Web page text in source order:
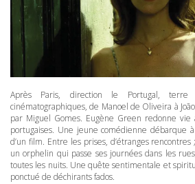
Après Paris, direction le Portugal,
cinématographiques, de Manoel de Oliveira à
par Miguel Gomes. Eugène Green redonne
portugaises. Une jeune comédienne débarque
d’un film. Entre les prises, d’étranges
un orphelin qui passe ses journées dans les
toutes les nuits. Une quête sentimentale et
ponctué de déchirants fados.